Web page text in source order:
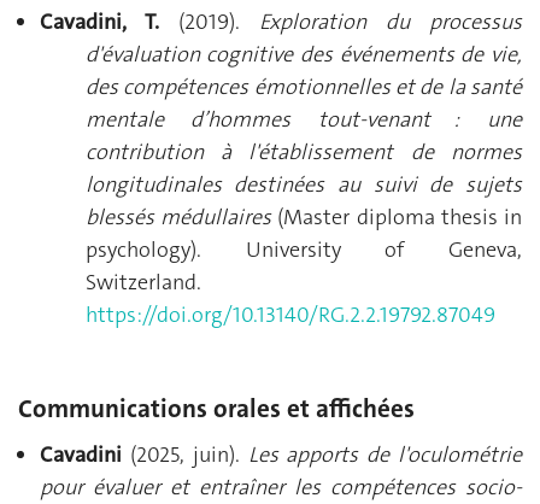
Cavadini, T. (2019). Exploration du processus
d'évaluation cognitive des événements de vie,
des compétences émotionnelles et de la santé
mentale d’hommes tout-venant : une
contribution à l'établissement de normes
longitudinales destinées au suivi de sujets
blessés médullaires(Master diploma thesis in
psychology). University of Geneva,
Switzerland.
https://doi.org/10.13140/RG.2.2.19792.87049
Communications orales et affichées
Cavadini (2025, juin). Les apports de l'oculométrie
pour évaluer et entraîner les compétences socio-